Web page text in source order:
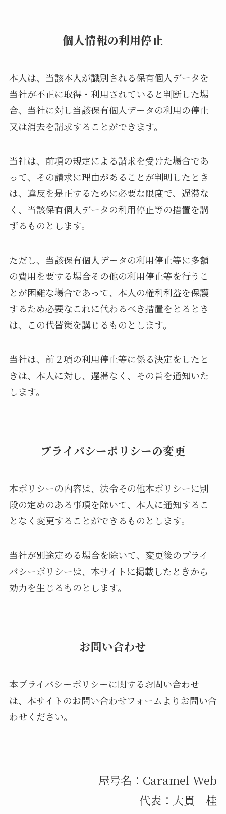
個人情報の利用停止
本人は、当該本人が識別される保有個人データを
当社が不正に取得・利用されていると判断した場
合、当社に対し当該保有個人データの利用の停止
又は消去を請求することができます。
当社は、前項の規定による請求を受けた場合であ
って、その請求に理由があることが判明したとき
は、違反を是正するために必要な限度で、遅滞な
く、当該保有個人データの利用停止等の措置を講
ずるものとします。
ただし、当該保有個人データの利用停止等に多額
の費用を要する場合その他の利用停止等を行うこ
とが困難な場合であって、本人の権利利益を保護
するため必要なこれに代わるべき措置をとるとき
は、この代替策を講じるものとします。
当社は、前２項の利用停止等に係る決定をしたと
きは、本人に対し、遅滞なく、その旨を通知いた
します。
プライバシーポリシーの変更
本ポリシーの内容は、法令その他本ポリシーに別
段の定めのある事項を除いて、本人に通知するこ
となく変更することができるものとします。
当社が別途定める場合を除いて、変更後のプライ
バシーポリシーは、本サイトに掲載したときから
効力を生じるものとします。
お問い合わせ
本プライバシーポリシーに関するお問い合わせ
は、本サイトのお問い合わせフォームよりお問い合
わせください。
屋号名：Caramel Web
代表：大貫 桂